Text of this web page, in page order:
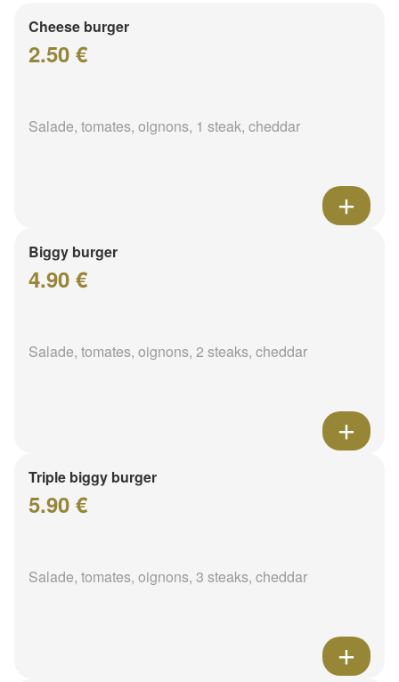
Cheese burger
2.50 €
Salade, tomates, oignons, 1 steak, cheddar
Biggy burger
4.90 €
Salade, tomates, oignons, 2 steaks, cheddar
Triple biggy burger
5.90 €
Salade, tomates, oignons, 3 steaks, cheddar